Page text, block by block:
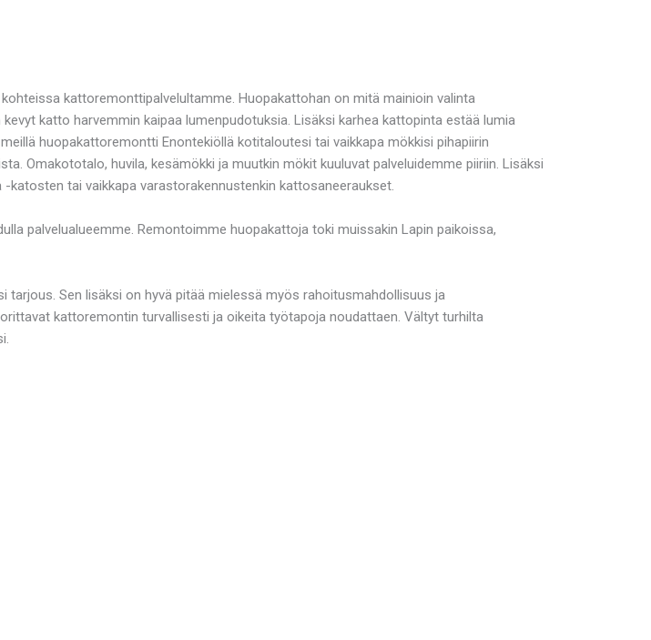
kattoremonttipalvelultamme. Huopakattohan on mitä mainioin valinta
katto harvemmin kaipaa lumenpudotuksia. Lisäksi karhea kattopinta estää lumia
huopakattoremontti Enontekiöllä kotitaloutesi tai vaikkapa mökkisi pihapiirin
Omakototalo, huvila, kesämökki ja muutkin mökit kuuluvat palveluidemme piiriin. Lisäksi
tai vaikkapa varastorakennustenkin kattosaneeraukset.
palvelualueemme. Remontoimme huopakattoja toki muissakin Lapin paikoissa,
Sen lisäksi on hyvä pitää mielessä myös rahoitusmahdollisuus ja
kattoremontin turvallisesti ja oikeita työtapoja noudattaen. Vältyt turhilta